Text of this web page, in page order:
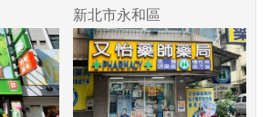
新北市永和區